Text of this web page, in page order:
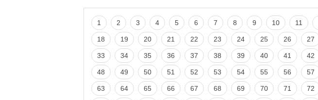
1 2 3 4 5 6 7 8 9 10 11
18 19 20 21 22 23 24 25 26 27
33 34 35 36 37 38 39 40 41 42
48 49 50 51 52 53 54 55 56 57
63 64 65 66 67 68 69 70 71 72